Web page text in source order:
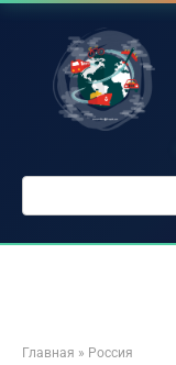
Перейти
контенту
Поиск:
Главная » Россия